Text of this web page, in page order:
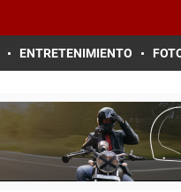
ENTRETENIMIENTO